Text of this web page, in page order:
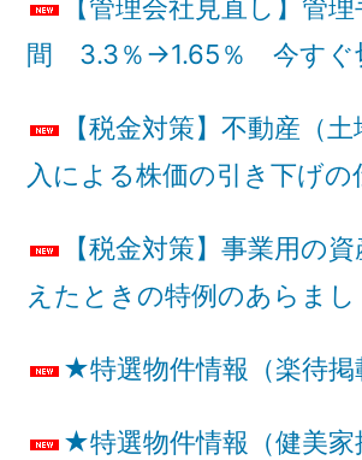
【管理会社見直し】管
間 3.3％→1.65％ 今すぐ
【税金対策】不動産（
入による株価の引き下げの
【税金対策】事業用の
えたときの特例のあらまし
★特選物件情報（楽待掲
★特選物件情報（健美家